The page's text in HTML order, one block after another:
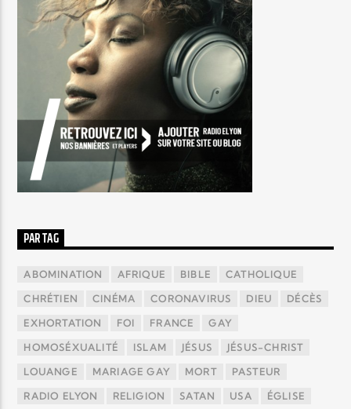
PAR TAG
ABOMINATION AFRIQUE BIBLE CATHOLIQUE
CHRÉTIEN CINÉMA CORONAVIRUS DIEU DÉCÈS
EXHORTATION FOI FRANCE GAY
HOMOSÉXUALITÉ ISLAM JÉSUS JÉSUS-CHRIST
LOUANGE MARIAGE GAY MORT PASTEUR
RADIO ELYON RELIGION SATAN USA ÉGLISE